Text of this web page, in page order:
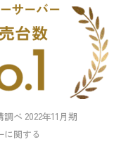
べ 2022年11月期
に関する